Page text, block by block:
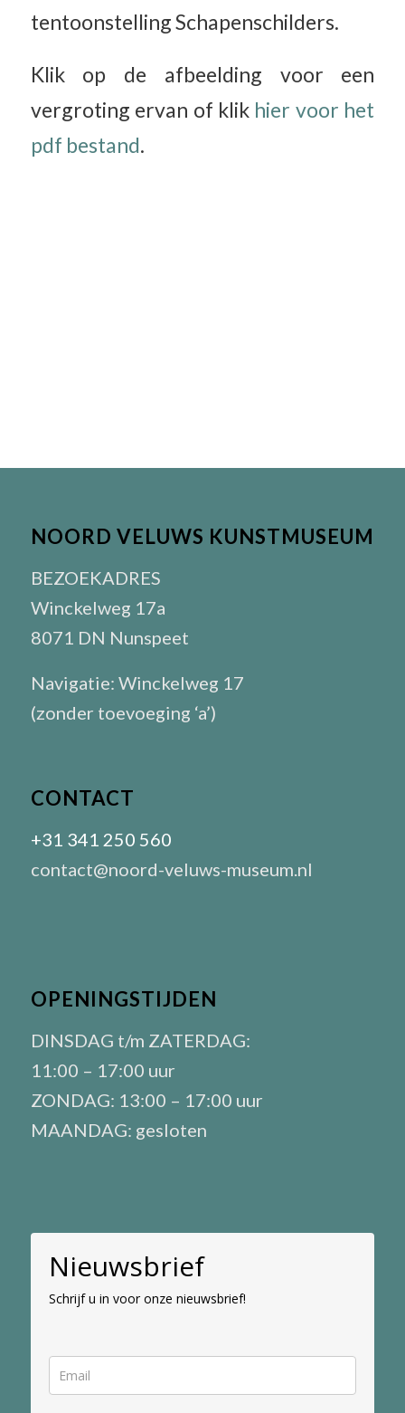
tentoonstelling Schapenschilders.
Klik op de afbeelding voor een
vergroting ervan of klik hier voor het
pdf bestand.
NOORD VELUWS KUNSTMUSEUM
BEZOEKADRES
Winckelweg 17a
8071 DN Nunspeet
Navigatie: Winckelweg 17
(zonder toevoeging ‘a’)
CONTACT
+31 341 250 560
contact@noord-veluws-museum.nl
OPENINGSTIJDEN
DINSDAG t/m ZATERDAG:
11:00 – 17:00 uur
ZONDAG: 13:00 – 17:00 uur
MAANDAG: gesloten
Nieuwsbrief
Schrijf u in voor onze nieuwsbrief!